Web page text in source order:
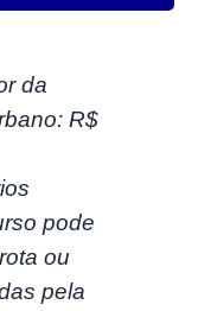
da
R$
pode
ou
pela